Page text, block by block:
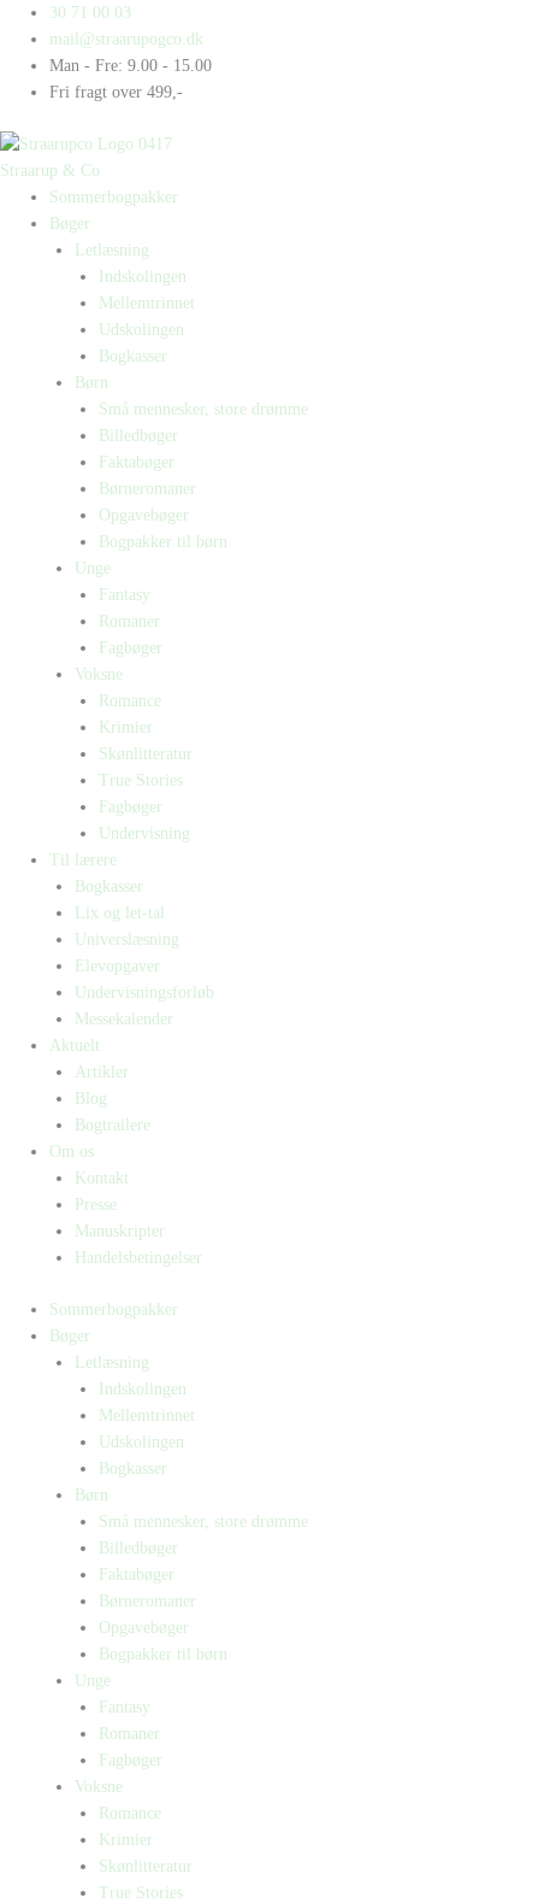
indholdet
30 71 00 03
mail@straarupogco.dk
Man - Fre: 9.00 - 15.00
Fri fragt over 499,-
Straarup & Co
Sommerbogpakker
Bøger
Letlæsning
Indskolingen
Mellemtrinnet
Udskolingen
Bogkasser
Børn
Små mennesker, store drømme
Billedbøger
Faktabøger
Børneromaner
Opgavebøger
Bogpakker til børn
Unge
Fantasy
Romaner
Fagbøger
Voksne
Romance
Krimier
Skønlitteratur
True Stories
Fagbøger
Undervisning
Til lærere
Bogkasser
Lix og let-tal
Universlæsning
Elevopgaver
Undervisningsforløb
Messekalender
Aktuelt
Artikler
Blog
Bogtrailere
Om os
Kontakt
Presse
Manuskripter
Handelsbetingelser
Sommerbogpakker
Bøger
Letlæsning
Indskolingen
Mellemtrinnet
Udskolingen
Bogkasser
Børn
Små mennesker, store drømme
Billedbøger
Faktabøger
Børneromaner
Opgavebøger
Bogpakker til børn
Unge
Fantasy
Romaner
Fagbøger
Voksne
Romance
Krimier
Skønlitteratur
True Stories
Products
search
Products
search
Virus